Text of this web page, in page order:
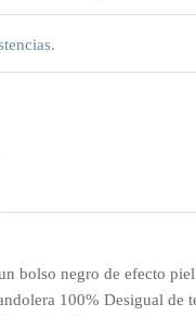
bolso negro de efecto
100% Desigual de